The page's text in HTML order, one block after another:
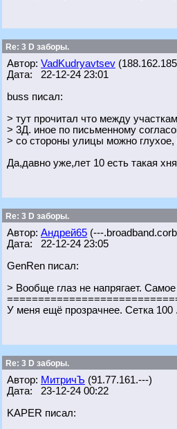
Re: 3 D заборы.
Автор: VadKudryavtsev
Дата: 22-12-24 23:01
buss писал:
> тут прочитал что между
> 3Д. иное по письменному
> со стороны улицы можно
Да,давно уже,лет 10 есть такая
Re: 3 D заборы.
Автор: Андрей65 (---
Дата: 22-12-24 23:05
GenRen писал:
> Вообще глаз не напрягает.
У меня ещё прозрачнее. Сетка
Re: 3 D заборы.
Автор: МитричЪ (91.77.161.---)
Дата: 23-12-24 00:22
KAPER писал: